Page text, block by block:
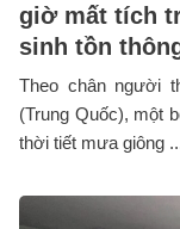
giờ mất tích
sinh tồn
Theo chân người
(Trung Quốc), một
thời tiết mưa giông